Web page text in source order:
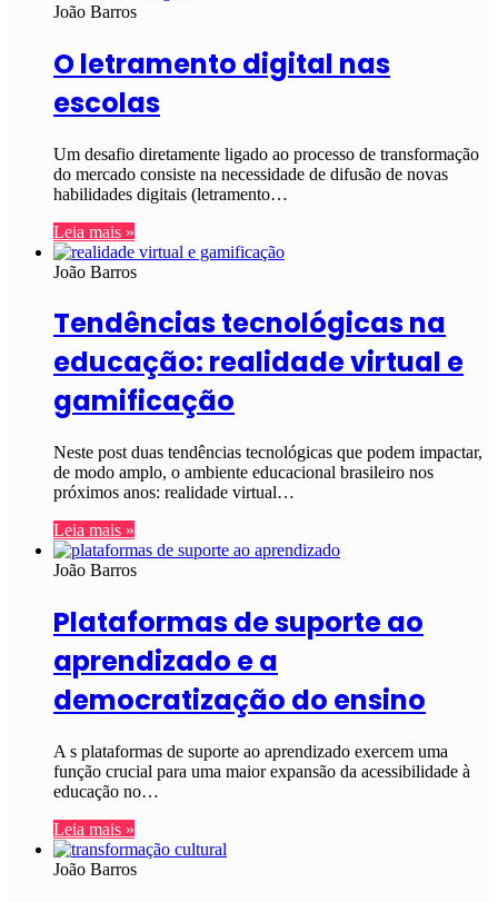
João Barros
O letramento digital nas
escolas
Um desafio diretamente ligado ao processo de transformação
do mercado consiste na necessidade de difusão de novas
habilidades digitais (letramento…
Leia mais »
João Barros
Tendências tecnológicas na
educação: realidade virtual e
gamificação
Neste post duas tendências tecnológicas que podem impactar,
de modo amplo, o ambiente educacional brasileiro nos
próximos anos: realidade virtual…
Leia mais »
João Barros
Plataformas de suporte ao
aprendizado e a
democratização do ensino
A s plataformas de suporte ao aprendizado exercem uma
função crucial para uma maior expansão da acessibilidade à
educação no…
Leia mais »
João Barros